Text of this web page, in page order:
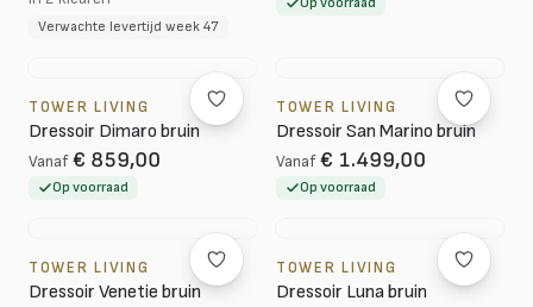
Verwachte levertijd week 47
TOWER LIVING
Dressoir Dimaro bruin
Vanaf € 859,00
Op voorraad
TOWER LIVING
Dressoir San Marino bruin
Vanaf € 1.499,00
Op voorraad
TOWER LIVING
Dressoir Venetie bruin
TOWER LIVING
Dressoir Luna bruin